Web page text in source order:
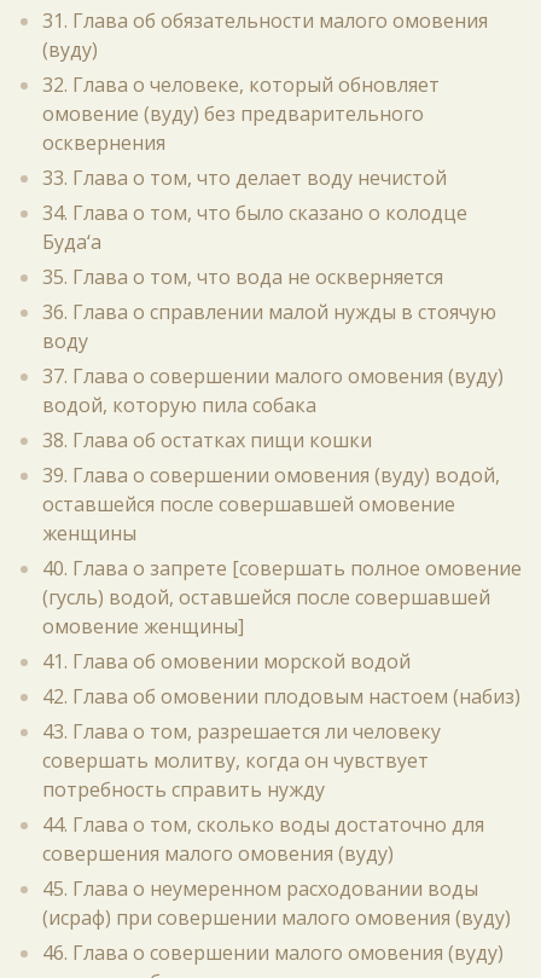
31. Глава об обязательности малого омовения
(вуду)
32. Глава о человеке, который обновляет
омовение (вуду) без предварительного
осквернения
33. Глава о том, что делает воду нечистой
34. Глава о том, что было сказано о колодце
Буда‘а
35. Глава о том, что вода не оскверняется
36. Глава о справлении малой нужды в стоячую
воду
37. Глава о совершении малого омовения (вуду)
водой, которую пила собака
38. Глава об остатках пищи кошки
39. Глава о совершении омовения (вуду) водой,
оставшейся после совершавшей омовение
женщины
40. Глава о запрете [совершать полное омовение
(гусль) водой, оставшейся после совершавшей
омовение женщины]
41. Глава об омовении морской водой
42. Глава об омовении плодовым настоем (набиз)
43. Глава о том, разрешается ли человеку
совершать молитву, когда он чувствует
потребность справить нужду
44. Глава о том, сколько воды достаточно для
совершения малого омовения (вуду)
45. Глава о неумеренном расходовании воды
(исраф) при совершении малого омовения (вуду)
46. Глава о совершении малого омовения (вуду)